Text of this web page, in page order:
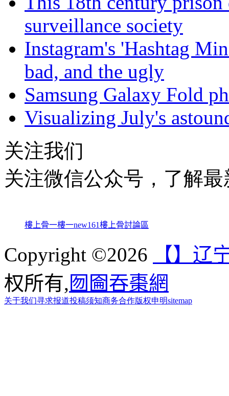
surveillance society
Instagram's 'Hashtag
bad, and the ugly
Samsung Galaxy Fold
Visualizing July's
关注我们
关注微信公众号，了解
樓上骨一樓一new161樓上骨討論區
Copyright ©2026
【】辽
权所有,囫圇吞棗網
关于我们寻求报道投稿须知商务合作版权申明sitemap